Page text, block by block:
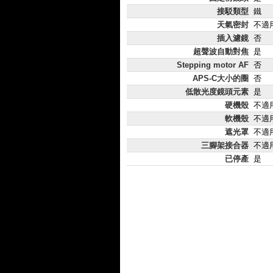
接駁類型 鐵
天氣密封 不適
插入濾鏡 否
超聲波自動對焦 是
Stepping motor AF 否
APS-C大小的圈
否
低散光度鏡頭元素 是
硬機殼 不適
軟機殼 不適
遮光罩 不適
三腳架接合器 不適
已停產 是